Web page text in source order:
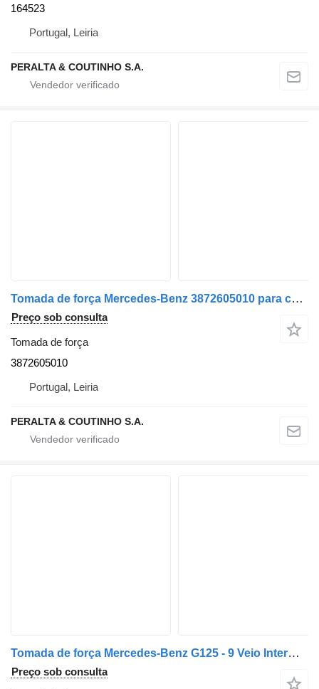
164523
Portugal, Leiria
PERALTA & COUTINHO S.A.
Tomada de força Mercedes-Benz 3872605010 para camião Mercedes-Benz
Preço sob consulta
Tomada de força
3872605010
Portugal, Leiria
PERALTA & COUTINHO S.A.
Tomada de força Mercedes-Benz G125 - 9 Veio Intermediario G210 - 16 9452640805 para camião Mercedes-Benz
Preço sob consulta